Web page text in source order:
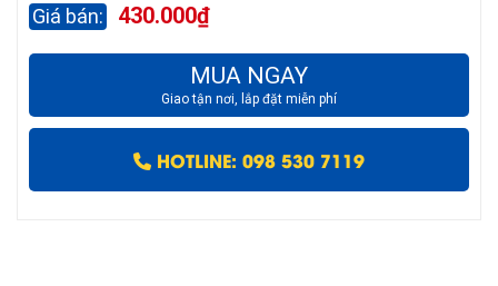
430.000₫
MUA NGAY
Giao tận nơi, lắp đặt miễn phí
HOTLINE: 098 530 7119